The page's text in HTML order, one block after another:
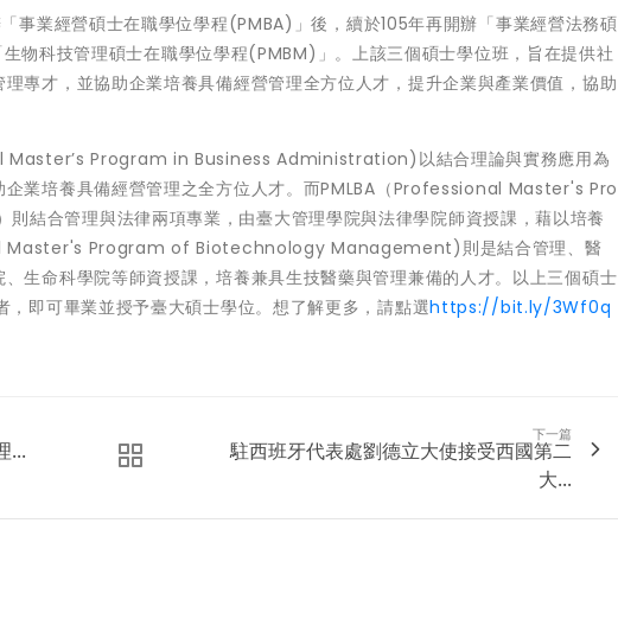
事業經營碩士在職學位學程(PMBA)」後，續於105年再開辦「事業經營法務碩
物科技管理碩士在職學位學程(PMBM)」。上該三個碩士學位班，旨在提供社
專才，並協助企業培養具備經營管理全方位人才，提升企業與產業價值，協助
Master’s Program in Business Administration)以結合理論與實務應用為
企業培養具備經營管理之全方位人才。而PMLBA（Professional Master's Pro
合管理與法律兩項專業，由臺大管理學院與法律學院師資授課，藉以培養
Master's Program of Biotechnology Management)則是結合管理、醫
生命科學院等師資授課，培養兼具生技醫藥與管理兼備的人才。以上三個碩士
即可畢業並授予臺大碩士學位。想了解更多，請點選https://bit.ly/3Wf0q
...
下一篇
駐西班牙代表處劉德立大使接受西國第二
大...